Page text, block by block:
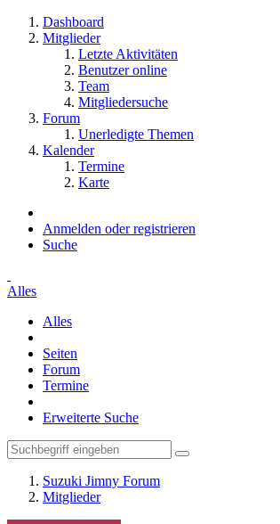
Dashboard
Mitglieder
Letzte Aktivitäten
Benutzer online
Team
Mitgliedersuche
Forum
Unerledigte Themen
Kalender
Termine
Karte
Anmelden oder registrieren
Suche
Alles
Alles
Seiten
Forum
Termine
Erweiterte Suche
Suzuki Jimny Forum
Mitglieder